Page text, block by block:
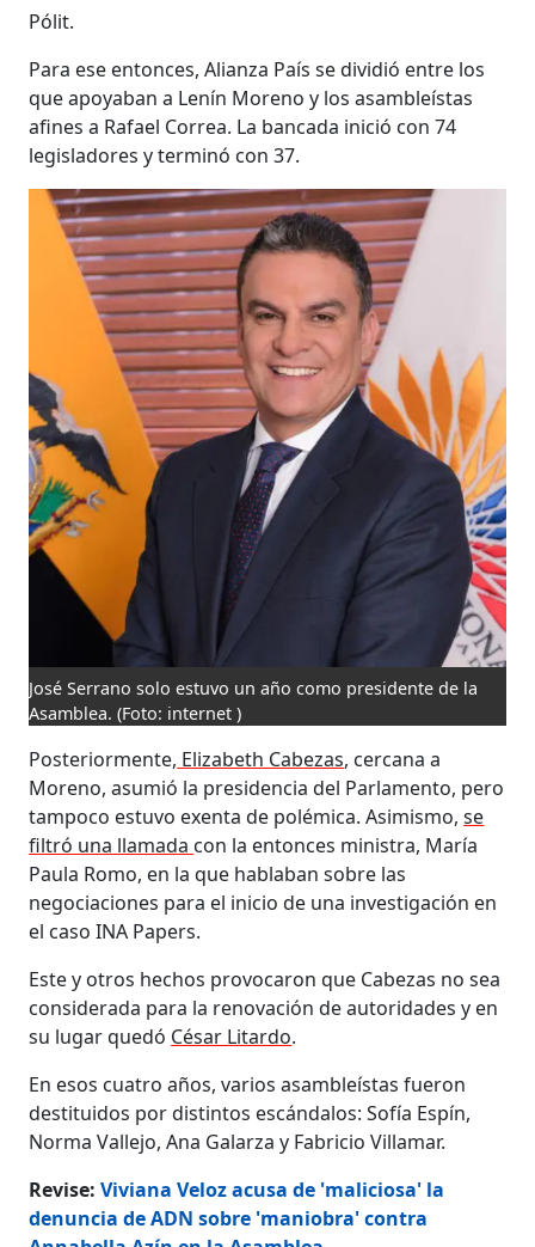
Pólit.
Para ese entonces, Alianza País se dividió entre los
que apoyaban a Lenín Moreno y los asambleístas
afines a Rafael Correa. La bancada inició con 74
legisladores y terminó con 37.
José Serrano solo estuvo un año como presidente de la
Asamblea.(Foto: internet )
Posteriormente, Elizabeth Cabezas, cercana a
Moreno, asumió la presidencia del Parlamento, pero
tampoco estuvo exenta de polémica. Asimismo,se
filtró una llamada con la entonces ministra, María
Paula Romo, en la que hablaban sobre las
negociaciones para el inicio de una investigación en
el caso INA Papers.
Este y otros hechos provocaron que Cabezas no sea
considerada para la renovación de autoridades y en
su lugar quedó César Litardo.
En esos cuatro años, varios asambleístas fueron
destituidos por distintos escándalos: Sofía Espín,
Norma Vallejo, Ana Galarza y Fabricio Villamar.
Revise:Viviana Veloz acusa de 'maliciosa' la
denuncia de ADN sobre 'maniobra' contra